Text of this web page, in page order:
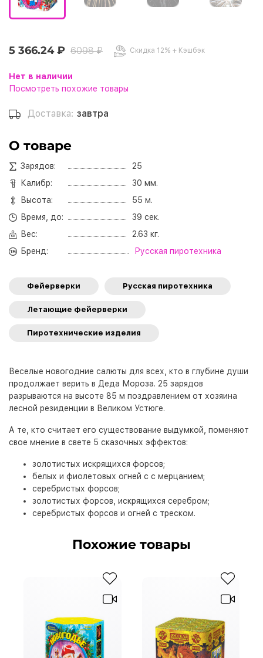
5 366.24 ₽ 6098 ₽ Скидка 12% + Кэшбэк
Нет в наличии
Посмотреть похожие товары
Доставка: завтра
О товаре
Зарядов:
25
Калибр:
30 мм.
Высота:
55 м.
Время, до:
39 сек.
Вес:
2.63 кг.
Бренд:
Русская пиротехника
Фейерверки Русская пиротехника
Летающие фейерверки
Пиротехнические изделия
Веселые новогодние салюты для всех, кто в глубине души
продолжает верить в Деда Мороза. 25 зарядов
разрываются на высоте 85 м поздравлением от хозяина
лесной резиденции в Великом Устюге.
А те, кто считает его существование выдумкой, поменяют
свое мнение в свете 5 сказочных эффектов:
золотистых искрящихся форсов;
белых и фиолетовых огней с с мерцанием;
серебристых форсов;
золотистых форсов, искрящихся серебром;
серебристых форсов и огней с треском.
Похожие товары